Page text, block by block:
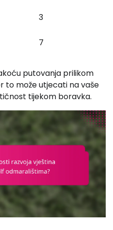
3
7
putovanja prilikom
to može utjecati na vaše
tijekom boravka.